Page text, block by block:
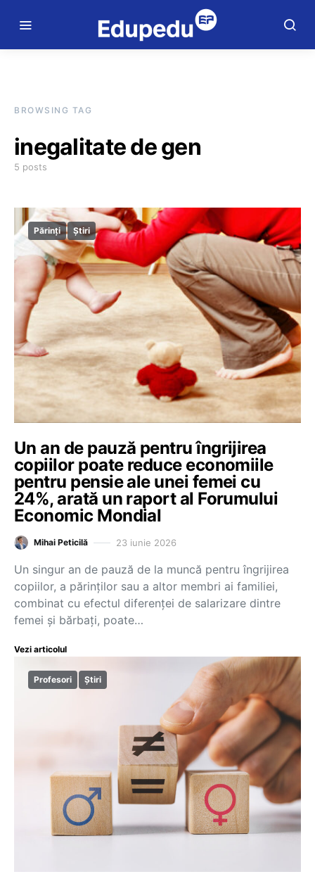
BROWSING TAG
inegalitate de gen
5 posts
Părinți Știri
Un an de pauză pentru îngrijirea
copiilor poate reduce economiile
pentru pensie ale unei femei cu
24%, arată un raport al Forumului
Economic Mondial
Mihai Peticilă 23 iunie 2026
Un singur an de pauză de la muncă pentru îngrijirea
copiilor, a părinților sau a altor membri ai familiei,
combinat cu efectul diferenței de salarizare dintre
femei și bărbați, poate…
Vezi articolul
Profesori Știri